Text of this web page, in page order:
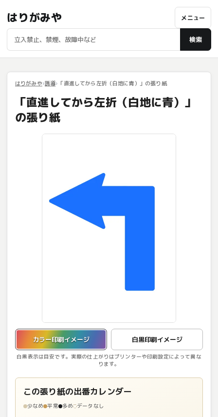
はりがみや
検索
メニュー
はりがみや 誘導 「直進してから左折（白地に青）」の張り紙
「直進してから左折（白地に青）」
の張り紙
カラー印刷イメージ 白黒印刷イメージ
白黒表示は目安です。実際の仕上がりはプリンターや印刷設定によって異な
ります。
カラー印刷イメージを表示しています。
この張り紙の出番カレンダー
少なめ 平常 多め データなし